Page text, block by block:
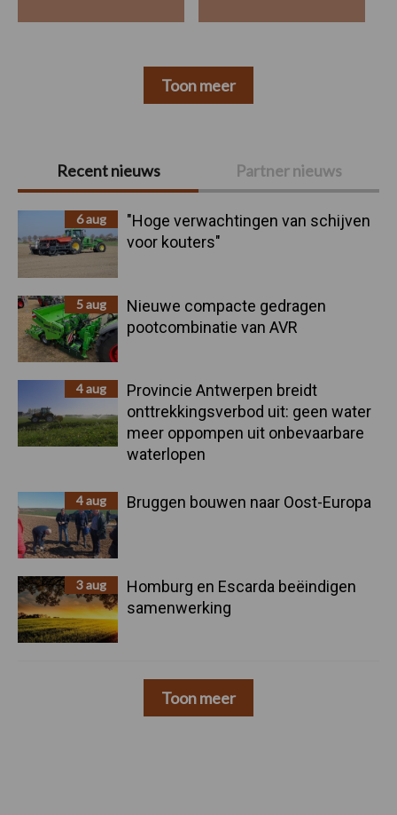
Primaire
Sidebar
Recent nieuws Partner nieuws
6 aug
"Hoge verwachtingen van schijven
voor kouters"
5 aug
Nieuwe compacte gedragen
pootcombinatie van AVR
4 aug
Provincie Antwerpen breidt
onttrekkingsverbod uit: geen water
meer oppompen uit onbevaarbare
waterlopen
4 aug Bruggen bouwen naar Oost-Europa
3 aug
Homburg en Escarda beëindigen
samenwerking
Toon meer
Toon meer